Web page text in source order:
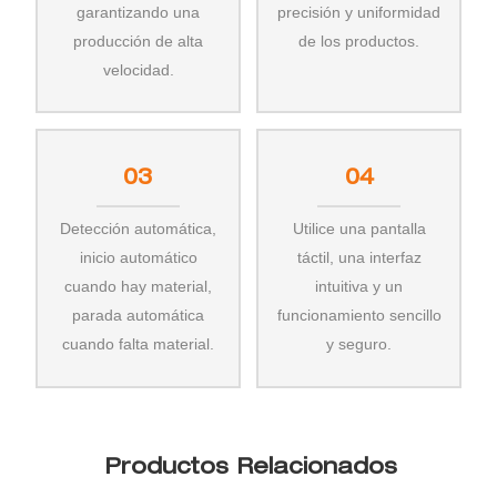
garantizando una
producción de alta
velocidad.
precisión y uniformidad
de los productos.
03
Detección automática,
inicio automático
cuando hay material,
parada automática
cuando falta material.
04
Utilice una pantalla
táctil, una interfaz
intuitiva y un
funcionamiento sencillo
y seguro.
Productos Relacionados